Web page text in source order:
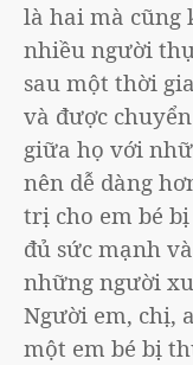
là hai mà cũng
nhiều người
sau một thời
và được
giữa họ với
nên dễ dàng
trị cho em bé
đủ sức mạnh
những người
Người em, chị,
một em bé bị